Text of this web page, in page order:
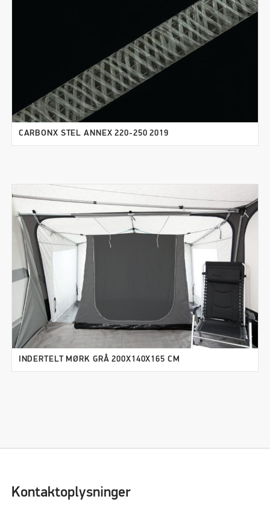
CARBONX STEL ANNEX 220-250 2019
INDERTELT MØRK GRÅ 200X140X165 CM
Kontaktoplysninger